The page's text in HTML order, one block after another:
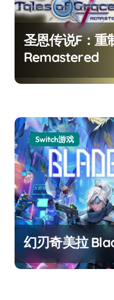
圣恩传说F：
Remastered
Switch游戏
幻刃奇美拉